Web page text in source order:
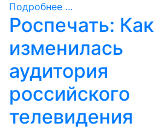
Подробнее ...
Роспечать: Как
изменилась
аудитория
российского
телевидения